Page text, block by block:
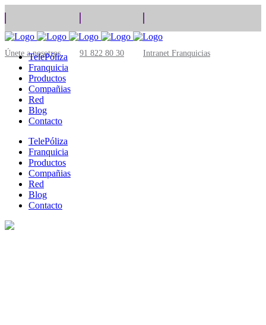
Únete a nosotros 91 822 80 30 Intranet Franquicias
TelePóliza
Franquicia
Productos
Compañias
Red
Blog
Contacto
TelePóliza
Franquicia
Productos
Compañias
Red
Blog
Contacto